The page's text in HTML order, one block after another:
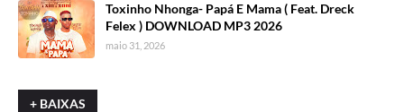
Toxinho Nhonga- Papá E Mama ( Feat. Dreck
Felex ) DOWNLOAD MP3 2026
maio 31, 2026
+ BAIXAS